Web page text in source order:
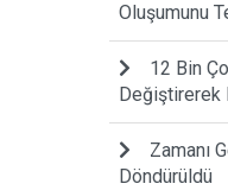
Oluşumunu
12 Bin
Değiştirerek
Zamanı
Döndürüldü